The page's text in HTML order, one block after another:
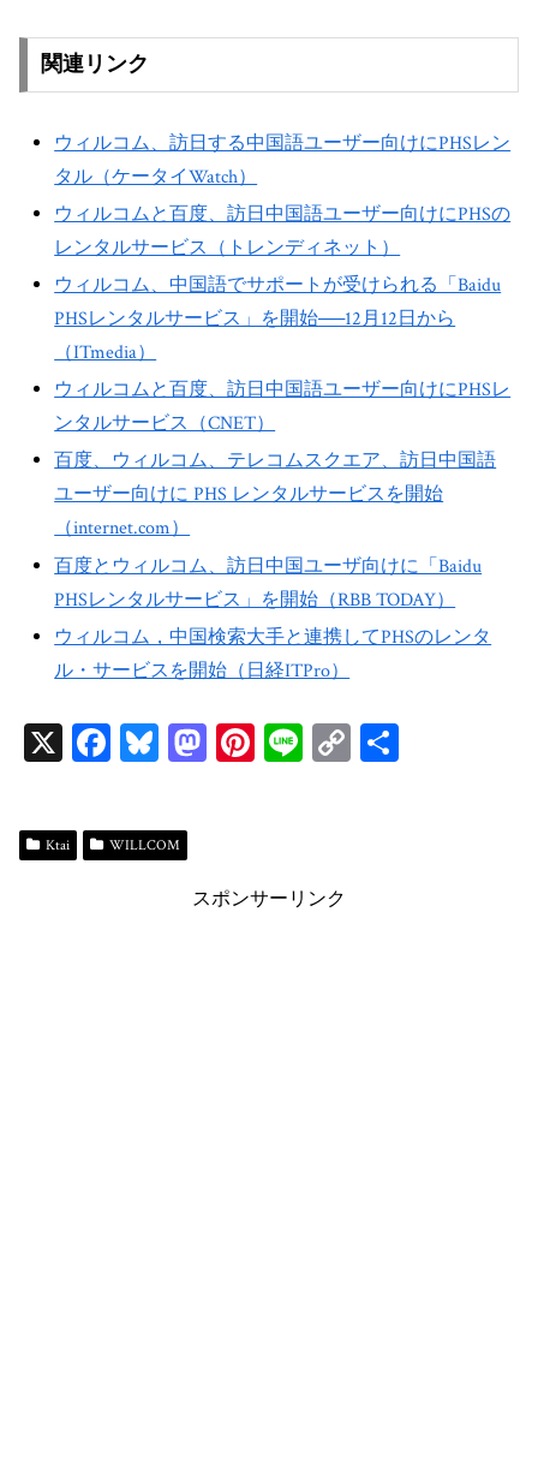
関連リンク
ウィルコム、訪日する中国語ユーザー向けにPHSレン
タル（ケータイWatch）
ウィルコムと百度、訪日中国語ユーザー向けにPHSの
レンタルサービス（トレンディネット）
ウィルコム、中国語でサポートが受けられる「Baidu
PHSレンタルサービス」を開始──12月12日から
（ITmedia）
ウィルコムと百度、訪日中国語ユーザー向けにPHSレ
ンタルサービス（CNET）
百度、ウィルコム、テレコムスクエア、訪日中国語
ユーザー向けに PHS レンタルサービスを開始
（internet.com）
百度とウィルコム、訪日中国ユーザ向けに「Baidu
PHSレンタルサービス」を開始（RBB TODAY）
ウィルコム，中国検索大手と連携してPHSのレンタ
ル・サービスを開始（日経ITPro）
X Fa
bo
ok
Bl
sk
y
M
n
Pi
t
Li C
Ktai WILLCOM
スポンサーリンク